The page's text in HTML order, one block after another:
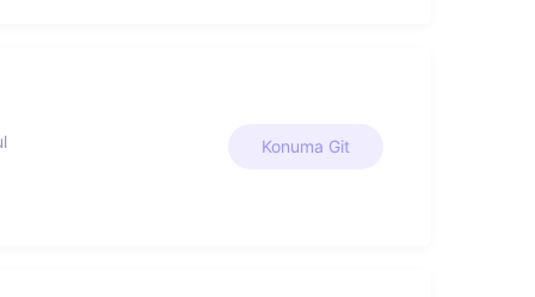
Konuma Git